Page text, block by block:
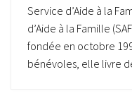
Service d’Aide à la
d’Aide à la Famille
fondée en octobre
bénévoles, elle livre